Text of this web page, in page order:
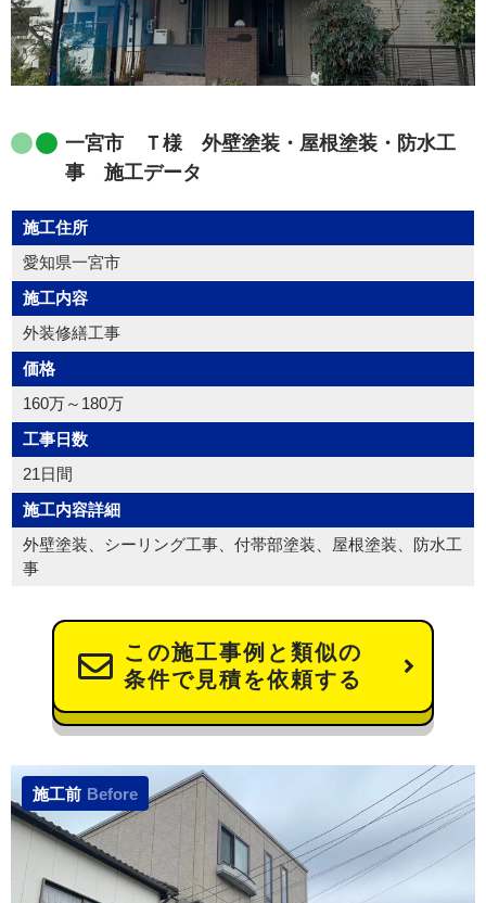
一宮市 Ｔ様 外壁塗装・屋根塗装・防水工
事 施工データ
施工住所
愛知県一宮市
施工内容
外装修繕工事
価格
160万～180万
工事日数
21日間
施工内容詳細
外壁塗装、シーリング工事、付帯部塗装、屋根塗装、防水工
事
この施工事例と類似の
条件で見積を依頼する
施工前 Before